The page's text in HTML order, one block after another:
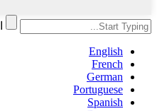
English
French
German
Portuguese
Spanish